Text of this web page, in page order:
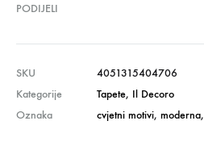
PODIJELI
SKU
4051315404706
Kategorije
Tapete, Il Decoro
Oznaka
cvjetni motivi, moderna,